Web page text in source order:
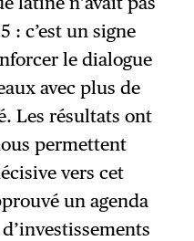
: c’est un signe
le dialogue
avec plus de
Les résultats ont
permettent
vers cet
un agenda